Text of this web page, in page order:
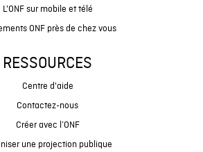
L'ONF sur mobile et télé
ONF près de chez vous
RESSOURCES
Centre d'aide
Contactez-nous
Créer avec l’ONF
une projection publique